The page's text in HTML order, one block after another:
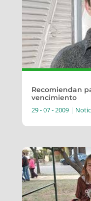
Recomiendan
vencimiento
29 - 07 - 2009|